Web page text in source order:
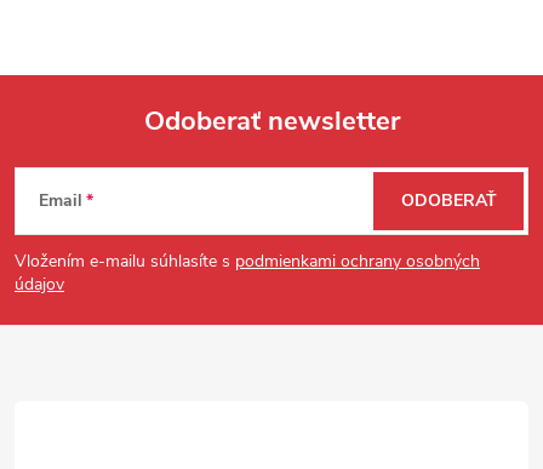
Zápätie
Odoberať newsletter
Email
Vložením e-mailu súhlasíte s podmienkami ochrany osobných
údajov
ODOBERAŤ